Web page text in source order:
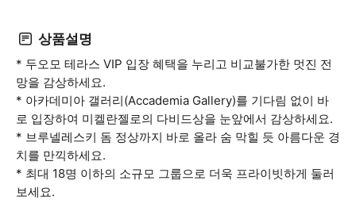
상품설명
* 두오모 테라스 VIP 입장 혜택을 누리고 비교불가한 멋진 전
망을 감상하세요.
* 아카데미아 갤러리(Accademia Gallery)를 기다림 없이 바
로 입장하여 미켈란젤로의 다비드상을 눈앞에서 감상하세요.
* 브루넬레스키 돔 정상까지 바로 올라 숨 막힐 듯 아름다운 경
치를 만끽하세요.
* 최대 18명 이하의 소규모 그룹으로 더욱 프라이빗하게 둘러
보세요.